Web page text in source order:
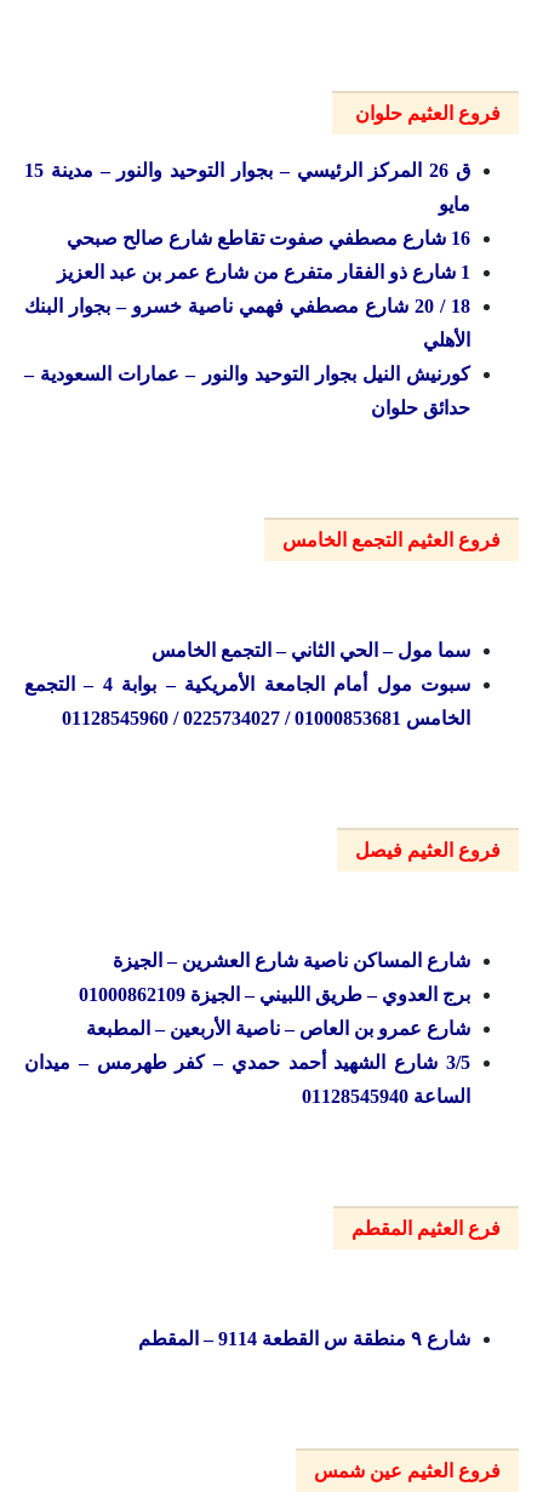
فروع العثيم حلوان
ق 26 المركز الرئيسي – بجوار التوحيد والنور – مدينة 15
مايو
16 شارع مصطفي صفوت تقاطع شارع صالح صبحي
1 شارع ذو الفقار متفرع من شارع عمر بن عبد العزيز
18 / 20 شارع مصطفي فهمي ناصية خسرو – بجوار البنك
الأهلي
كورنيش النيل بجوار التوحيد والنور – عمارات السعودية –
حدائق حلوان
فروع العثيم التجمع الخامس
سما مول – الحي الثاني – التجمع الخامس
سبوت مول أمام الجامعة الأمريكية – بوابة 4 – التجمع
الخامس 01000853681 / 0225734027 / 01128545960
فروع العثيم فيصل
شارع المساكن ناصية شارع العشرين – الجيزة
برج العدوي – طريق اللبيني – الجيزة 01000862109
شارع عمرو بن العاص – ناصية الأربعين – المطبعة
3/5 شارع الشهيد أحمد حمدي – كفر طهرمس – ميدان
الساعة 01128545940
فرع العثيم المقطم
شارع ۹ منطقة س القطعة 9114 – المقطم
فروع العثيم عين شمس